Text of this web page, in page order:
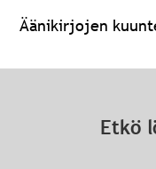
Äänikirjojen
Etkö